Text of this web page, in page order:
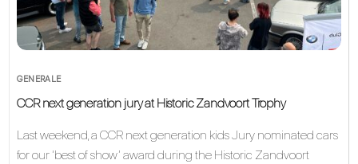
GENERALE
CCR next generation jury at Historic Zandvoort Trophy
Last weekend, a CCR next generation kids Jury nominated cars
for our ‘best of show’ award during the Historic Zandvoort